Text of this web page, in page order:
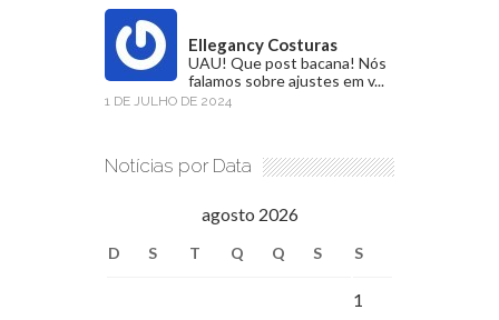
Ellegancy Costuras
UAU! Que post bacana! Nós
falamos sobre ajustes em v...
1 DE JULHO DE 2024
Notícias por Data
agosto 2026
D S T Q Q S S
1